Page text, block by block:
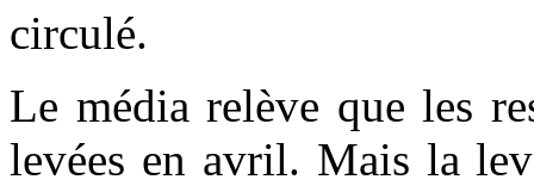
circulé.
Le média relève que les
levées en avril. Mais la